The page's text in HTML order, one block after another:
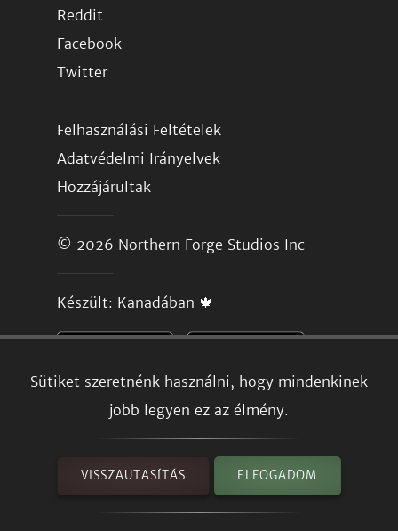
Sütiket szeretnénk használni, hogy mindenkinek
jobb legyen ez az élmény.
VISSZAUTASÍTÁS ELFOGADOM
Reddit
Facebook
Twitter
Felhasználási Feltételek
Adatvédelmi Irányelvek
Hozzájárultak
© 2026 Northern Forge Studios Inc
Készült: Kanadában 🍁